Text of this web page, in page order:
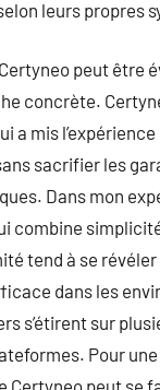
leurs propres
peut être
concrète.
a mis
sacrifier les
Dans mon
combine simplicité
tend à se révéler
dans les
s’étirent sur
Pour une
Certyneo peut se